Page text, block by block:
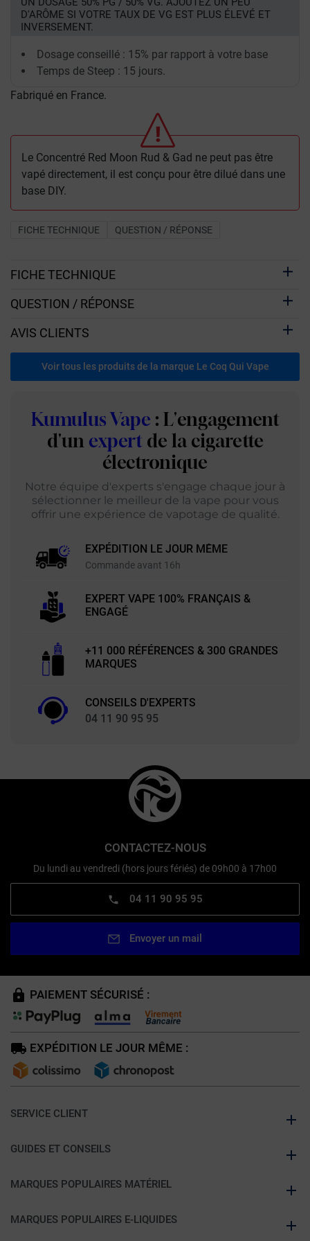
D'ARÔME SI VOTRE TAUX DE VG EST PLUS ÉLEVÉ ET
INVERSEMENT.
Dosage conseillé : 15% par rapport à votre base
Temps de Steep : 15 jours.
Fabriqué en France.
Le Concentré Red Moon Rud & Gad ne peut pas être
vapé directement, il est conçu pour être dilué dans une
base DIY.
FICHE TECHNIQUE QUESTION / RÉPONSE
FICHE TECHNIQUE
QUESTION / RÉPONSE
AVIS CLIENTS
Voir tous les produits de la marque Le Coq Qui Vape
Kumulus Vape : L'engagement
d'un expert de la cigarette
électronique
Notre équipe d'experts s'engage chaque jour à
sélectionner le meilleur de la vape pour vous
offrir une expérience de vapotage de qualité.
EXPÉDITION LE JOUR MÊME
Commande avant 16h
EXPERT VAPE 100% FRANÇAIS &
ENGAGÉ
+11 000 RÉFÉRENCES & 300 GRANDES
MARQUES
CONSEILS D'EXPERTS
04 11 90 95 95
CONTACTEZ-NOUS
Du lundi au vendredi (hors jours fériés) de 09h00 à 17h00
04 11 90 95 95
Envoyer un mail
PAIEMENT SÉCURISÉ :
EXPÉDITION LE JOUR MÊME :
SERVICE CLIENT
GUIDES ET CONSEILS
MARQUES POPULAIRES MATÉRIEL
MARQUES POPULAIRES E-LIQUIDES